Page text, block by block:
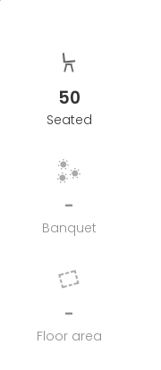
50
Seated
-
Banquet
-
Floor area